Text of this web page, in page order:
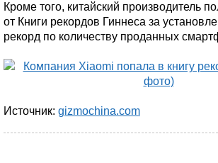
Кроме того, китайский производитель
от Книги рекордов Гиннеса за
рекорд по количеству проданных
Источник: gizmochina.com